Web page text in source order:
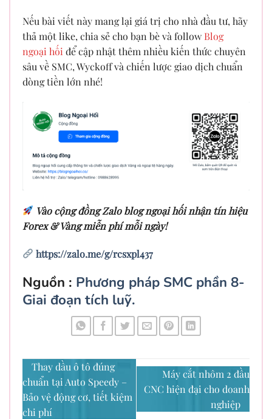
Nếu bài viết này mang lại giá trị cho nhà đầu tư, hãy
thả một like, chia sẻ cho bạn bè và follow Blog
ngoại hối để cập nhật thêm nhiều kiến thức chuyên
sâu về SMC, Wyckoff và chiến lược giao dịch chuẩn
dòng tiền lớn nhé!
Vào cộng đồng Zalo blog ngoại hối nhận tín hiệu
Forex & Vàng miễn phí mỗi ngày!
https://zalo.me/g/rcsxpl437
Nguồn : Phương pháp SMC phần 8-
Giai đoạn tích luỹ.
Thay dầu ô tô đúng
chuẩn tại Auto Speedy –
Bảo vệ động cơ, tiết kiệm
chi phí
Máy cắt nhôm 2 đầu
CNC hiện đại cho doanh
nghiệp